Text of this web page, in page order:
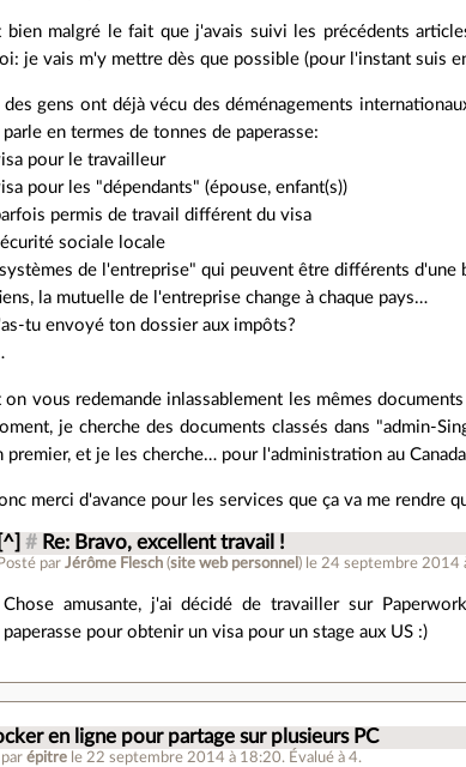
bien malgré le fait que j'avais suivi les précédents
je vais m'y mettre dès que possible (pour l'instant suis
des gens ont déjà vécu des déménagements
parle en termes de tonnes de paperasse:
pour le travailleur
pour les "dépendants" (épouse, enfant(s))
permis de travail différent du visa
sociale locale
de l'entreprise" qui peuvent être différents d'une
la mutuelle de l'entreprise change à chaque pays…
tu envoyé ton dossier aux impôts?
on vous redemande inlassablement les mêmes
je cherche des documents classés dans "admin-
premier, et je les cherche… pour l'administration au
merci d'avance pour les services que ça va me rendre
[^] # Re: Bravo, excellent travail !
Posté parJérôme Flesch (site web personnel ) le 24 septembre 2014
Chose amusante, j'ai décidé de travailler sur
paperasse pour obtenir un visa pour un stage aux US :)
en ligne pour partage sur plusieurs PC
parépitre le 22 septembre 2014 à 18:20. Évalué à4.